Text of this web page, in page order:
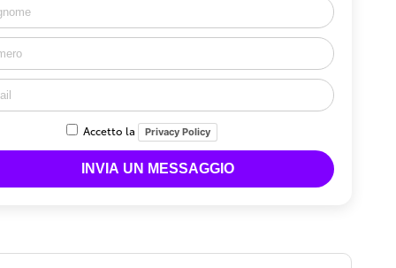
Accetto la Privacy Policy